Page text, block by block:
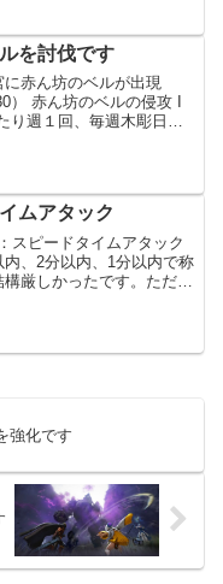
箱」に変更）...
を討伐です
に赤ん坊のベルが出現
） 赤ん坊のベルの侵攻 I
り週１回、毎週木彫日
ムアタック
スピードタイムアタック
、2分以内、1分以内で称
厳しかったです。ただジ
なん...
強化です